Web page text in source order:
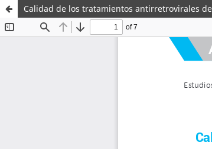
Calidad de los tratamientos antirretrovirales